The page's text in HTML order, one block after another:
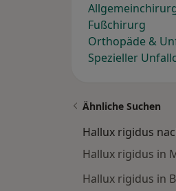
Fußchirurg
Orthopäde &
Spezieller
Ähnliche Suchen
Hallux rigidus
Hallux rigidus in
Hallux rigidus in